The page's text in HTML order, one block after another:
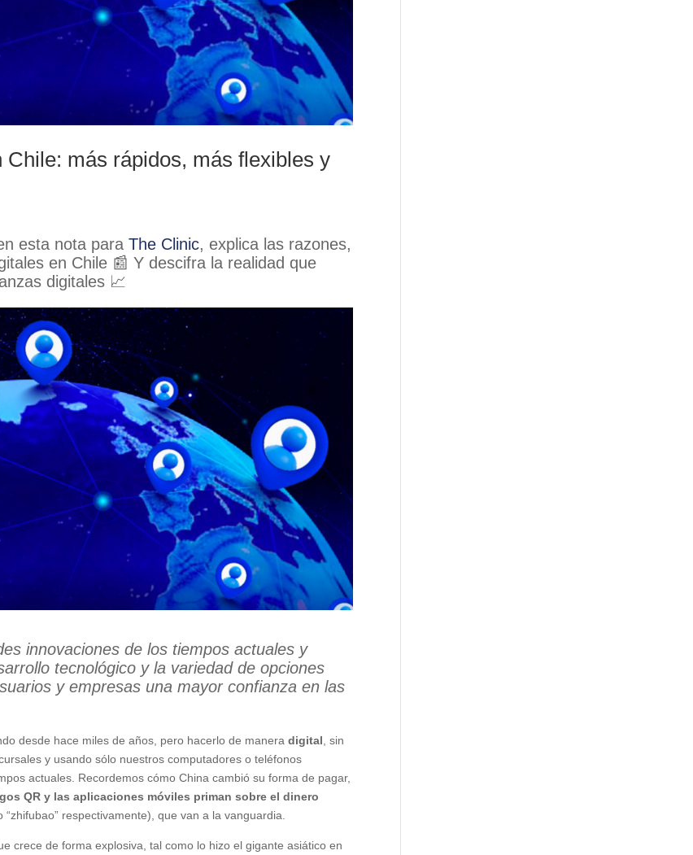
más rápidos, más flexibles y
esta nota paraThe Clinic, explica las razones,
en Chile 📰 Y descifra la realidad que
digitales 📈
innovaciones de los tiempos actuales y
tecnológico y la variedad de opciones
y empresas una mayor confianza en las
desde hace miles de años, pero hacerlo de maneradigital, sin
y usando sólo nuestros computadores o teléfonos
actuales. Recordemos cómo China cambió su forma de pagar,
QR y las aplicaciones móviles priman sobre el dinero
respectivamente), que van a la vanguardia.
crece de forma explosiva, tal como lo hizo el gigante asiático en